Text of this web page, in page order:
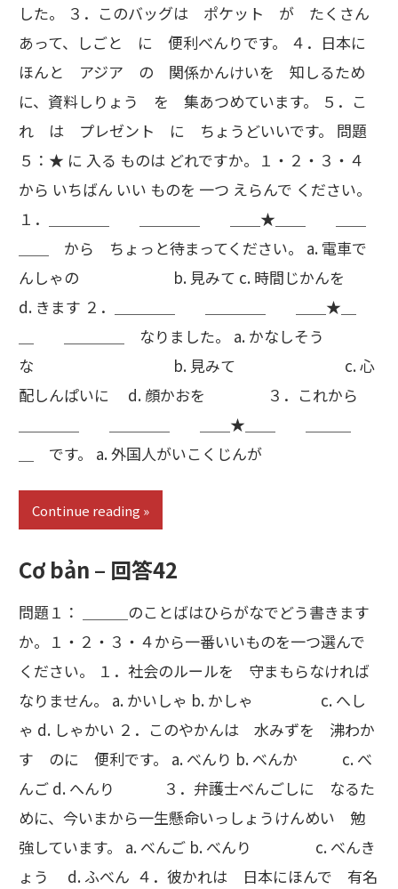
した。 ３．このバッグは ポケット が たくさん
あって、しごと に 便利べんりです。 ４．日本に
ほんと アジア の 関係かんけいを 知しるため
に、資料しりょう を 集あつめています。 ５．こ
れ は プレゼント に ちょうどいいです。 問題
５：★ に 入る ものは どれですか。１・２・３・４
から いちばん いい ものを 一つ えらんで ください。
１．＿＿＿＿ ＿＿＿＿ ＿＿★＿＿ ＿＿
＿＿ から ちょっと待まってください。 a. 電車で
んしゃの b. 見みて c. 時間じかんを
d. きます ２．＿＿＿＿ ＿＿＿＿ ＿＿★＿
＿ ＿＿＿＿ なりました。 a. かなしそう
な b. 見みて c. 心
配しんぱいに d. 顔かおを ３．これから
＿＿＿＿ ＿＿＿＿ ＿＿★＿＿ ＿＿＿
＿ です。 a. 外国人がいこくじんが
Continue reading
Cơ bản – 回答42
問題１： ＿＿＿のことばはひらがなでどう書きます
か。１・２・３・４から一番いいものを一つ選んで
ください。 １．社会のルールを 守まもらなければ
なりません。 a. かいしゃ b. かしゃ c. へし
ゃ d. しゃかい ２．このやかんは 水みずを 沸わか
す のに 便利です。 a. べんり b. べんか c. べ
んご d. へんり ３．弁護士べんごしに なるた
めに、今いまから一生懸命いっしょうけんめい 勉
強しています。 a. べんご b. べんり c. べんき
ょう d. ふべん ４．彼かれは 日本にほんで 有名